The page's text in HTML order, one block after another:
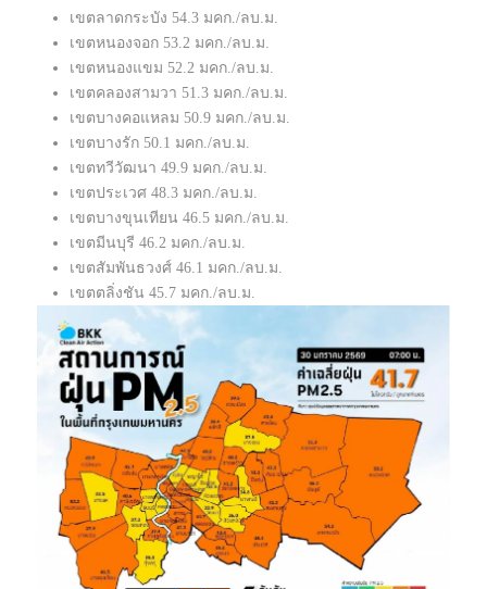
เขตลาดกระบัง 54.3 มคก./ลบ.ม.
เขตหนองจอก 53.2 มคก./ลบ.ม.
เขตหนองแขม 52.2 มคก./ลบ.ม.
เขตคลองสามวา 51.3 มคก./ลบ.ม.
เขตบางคอแหลม 50.9 มคก./ลบ.ม.
เขตบางรัก 50.1 มคก./ลบ.ม.
เขตทวีวัฒนา 49.9 มคก./ลบ.ม.
เขตประเวศ 48.3 มคก./ลบ.ม.
เขตบางขุนเทียน 46.5 มคก./ลบ.ม.
เขตมีนบุรี 46.2 มคก./ลบ.ม.
เขตสัมพันธวงศ์ 46.1 มคก./ลบ.ม.
เขตตลิ่งชัน 45.7 มคก./ลบ.ม.